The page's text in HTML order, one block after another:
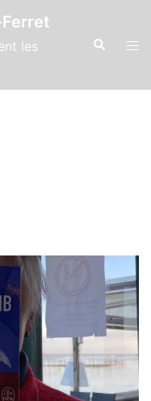
les